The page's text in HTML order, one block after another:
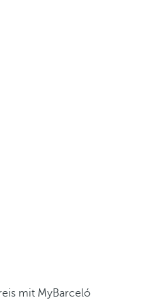
mit MyBarceló